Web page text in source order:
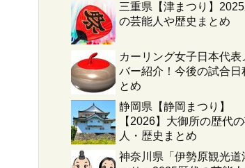
三重県【津まつり】
の芸能人や歴史まとめ
カーリング女子日本代表
バー紹介！今後の試合日
とめ
静岡県【静岡まつり】
【2026】大御所の歴代
人・歴史まとめ
神奈川県「伊勢原観光道